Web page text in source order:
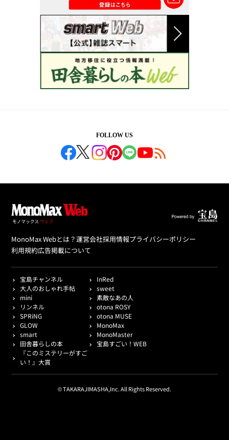
FOLLOW US
MonoMax Webとは？運営会社採用情報プライバシーポリシー
利用規約広告掲載について
宝島チャンネル
InRed
大人のおしゃれ手帖
sweet
mini
素敵なあの人
リンネル
otona ROSY
SPRiNG
otona MUSE
GLOW
MonoMax
smart
MonoMaster
田舎暮らしの本
宝島すごい！WEB
『このミステリーがすご
い！』大賞
© TAKARAJIMASHA,Inc. All Rights Reserved.